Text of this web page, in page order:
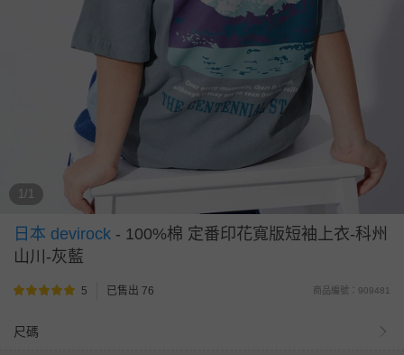
1/1
日本 devirock - 100%棉 定番印花寬版短袖上衣-科州
山川-灰藍
5 已售出 76 商品編號：909481
尺碼